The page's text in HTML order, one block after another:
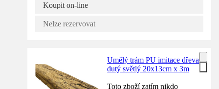
Koupit on-line
Nelze rezervovat
Umělý trám PU imitace dřeva
dutý světlý 20x13cm x 3m
Toto zboží zatím nikdo